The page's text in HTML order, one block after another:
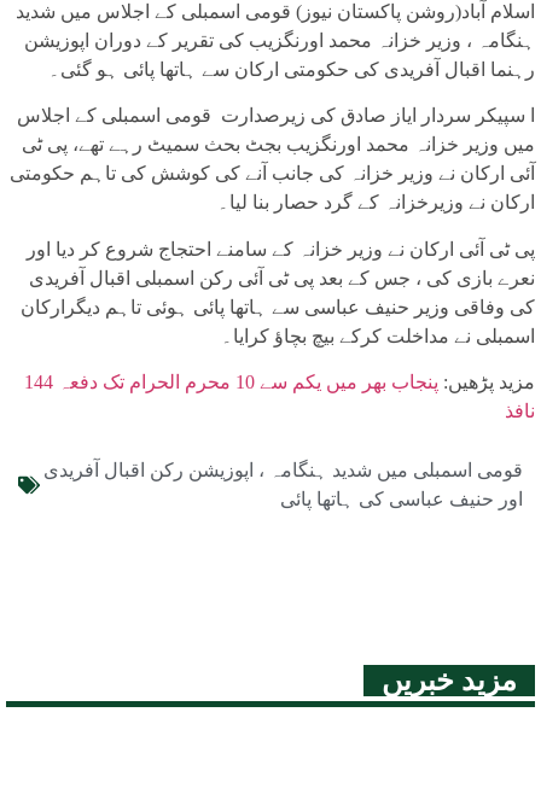
اسلام آباد(روشن پاکستان نیوز) قومی اسمبلی کے اجلاس میں شدید
ہنگامہ ، وزیر خزانہ محمد اورنگزیب کی تقریر کے دوران اپوزیشن
رہنما اقبال آفریدی کی حکومتی ارکان سے ہاتھا پائی ہو گئی۔
ا سپیکر سردار ایاز صادق کی زیرصدارت قومی اسمبلی کے اجلاس
میں وزیر خزانہ محمد اورنگزیب بجٹ بحث سمیٹ رہے تھے، پی ٹی
آئی ارکان نے وزیر خزانہ کی جانب آنے کی کوشش کی تاہم حکومتی
ارکان نے وزیرخزانہ کے گرد حصار بنا لیا۔
پی ٹی آئی ارکان نے وزیر خزانہ کے سامنے احتجاج شروع کر دیا اور
نعرے بازی کی ، جس کے بعد پی ٹی آئی رکن اسمبلی اقبال آفریدی
کی وفاقی وزیر حنیف عباسی سے ہاتھا پائی ہوئی تاہم دیگرارکان
اسمبلی نے مداخلت کرکے بیچ بچاؤ کرایا۔
مزید پڑھیں:
پنجاب بھر میں یکم سے 10 محرم الحرام تک دفعہ 144
نافذ
قومی اسمبلی میں شدید ہنگامہ ، اپوزیشن رکن اقبال آفریدی
اور حنیف عباسی کی ہاتھا پائی
مزید خبریں